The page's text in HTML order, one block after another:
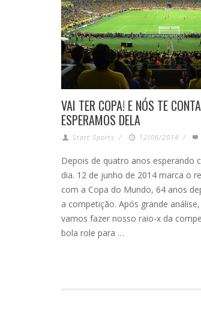
VAI TER COPA! E NÓS TE
ESPERAMOS DELA
Start Sports / 12/06/2014 /
Depois de quatro anos esperando
dia. 12 de junho de 2014 marca o
com a Copa do Mundo, 64 anos
a competição. Após grande
vamos fazer nosso raio-x da
bola role para …